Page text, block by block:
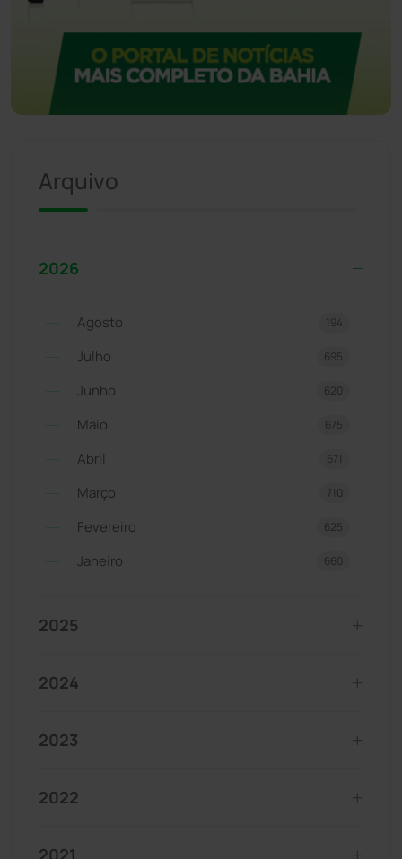
Arquivo
2026
Agosto 194
Julho 695
Junho 620
Maio 675
Abril 671
Março 710
Fevereiro 625
Janeiro 660
2025
2024
2023
2022
2021